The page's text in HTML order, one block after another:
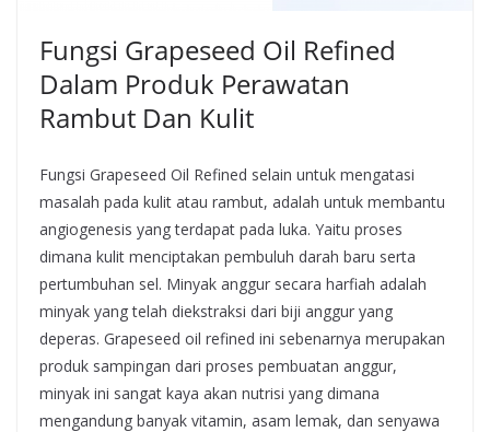
Fungsi Grapeseed Oil Refined
Dalam Produk Perawatan
Rambut Dan Kulit
Fungsi Grapeseed Oil Refined selain untuk mengatasi
masalah pada kulit atau rambut, adalah untuk membantu
angiogenesis yang terdapat pada luka. Yaitu proses
dimana kulit menciptakan pembuluh darah baru serta
pertumbuhan sel. Minyak anggur secara harfiah adalah
minyak yang telah diekstraksi dari biji anggur yang
deperas. Grapeseed oil refined ini sebenarnya merupakan
produk sampingan dari proses pembuatan anggur,
minyak ini sangat kaya akan nutrisi yang dimana
mengandung banyak vitamin, asam lemak, dan senyawa